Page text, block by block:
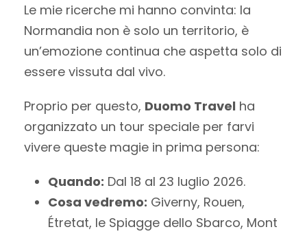
Le mie ricerche mi hanno convinta: la
Normandia non è solo un territorio, è
un’emozione continua che aspetta solo di
essere vissuta dal vivo.
Proprio per questo, Duomo Travel ha
organizzato un tour speciale per farvi
vivere queste magie in prima persona:
Quando: Dal 18 al 23 luglio 2026.
Cosa vedremo: Giverny, Rouen,
Étretat, le Spiagge dello Sbarco, Mont